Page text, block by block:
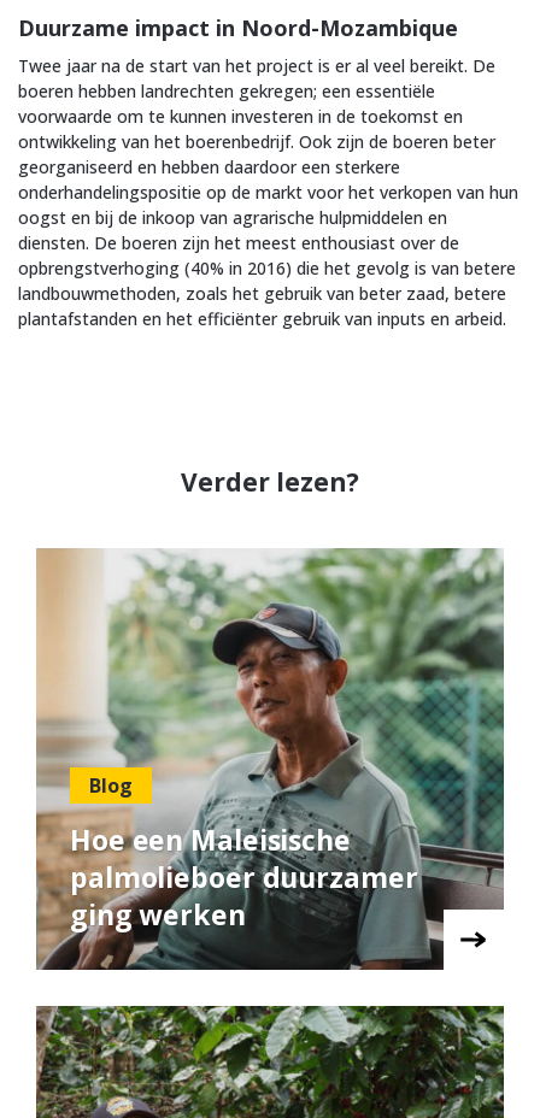
Duurzame impact in Noord-Mozambique
Twee jaar na de start van het project is er al veel bereikt. De
boeren hebben landrechten gekregen; een essentiële
voorwaarde om te kunnen investeren in de toekomst en
ontwikkeling van het boerenbedrijf. Ook zijn de boeren beter
georganiseerd en hebben daardoor een sterkere
onderhandelingspositie op de markt voor het verkopen van hun
oogst en bij de inkoop van agrarische hulpmiddelen en
diensten. De boeren zijn het meest enthousiast over de
opbrengstverhoging (40% in 2016) die het gevolg is van betere
landbouwmethoden, zoals het gebruik van beter zaad, betere
plantafstanden en het efficiënter gebruik van inputs en arbeid.
Verder lezen?
Blog
Hoe een Maleisische
palmolieboer duurzamer
ging werken